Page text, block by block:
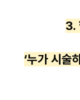
3.
‘누가 시술